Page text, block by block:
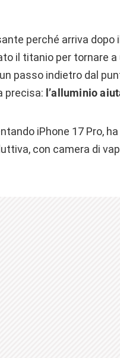
perché arriva dopo
il titanio per tornare
passo indietro dal
precisa: l’alluminio
iPhone 17 Pro,
con camera di